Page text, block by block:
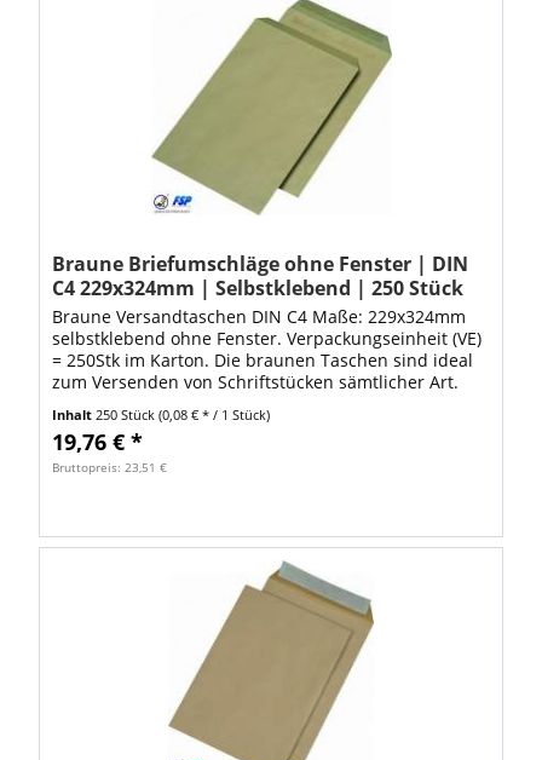
Braune Briefumschläge ohne Fenster | DIN
C4 229x324mm | Selbstklebend | 250 Stück
Braune Versandtaschen DIN C4 Maße: 229x324mm
selbstklebend ohne Fenster. Verpackungseinheit (VE)
= 250Stk im Karton. Die braunen Taschen sind ideal
zum Versenden von Schriftstücken sämtlicher Art.
Inhalt250 Stück(0,08 € * / 1 Stück)
19,76 € *
Bruttopreis: 23,51 €